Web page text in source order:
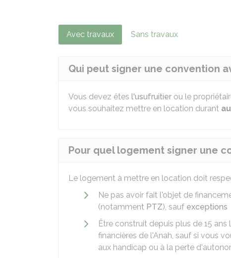
Avec travaux Sans travaux
Qui peut signer une convention
Vous devez êtes l'usufruitier ou le
vous souhaitez mettre en location durant
Pour quel logement signer une
Le logement à mettre en location doit
Ne pas avoir fait l'objet de
(notamment PTZ), sauf exceptions
Être construit depuis plus de 15
financières de l'Anah, sauf si vous
aux handicap ou à la perte